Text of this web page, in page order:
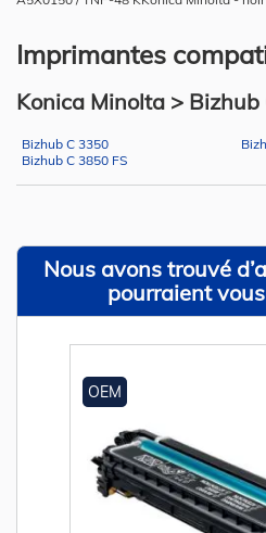
Imprimantes
Konica Minolta > Bizhub
Bizhub C 3350
Bizhub C 3850 FS
Nous avons trouvé
pourraient
OEM